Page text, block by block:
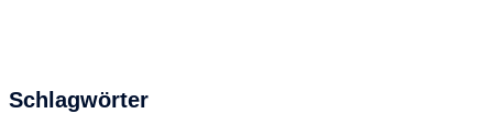
Schlagwörter